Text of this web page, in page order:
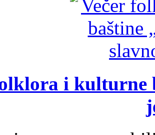
i kulturne